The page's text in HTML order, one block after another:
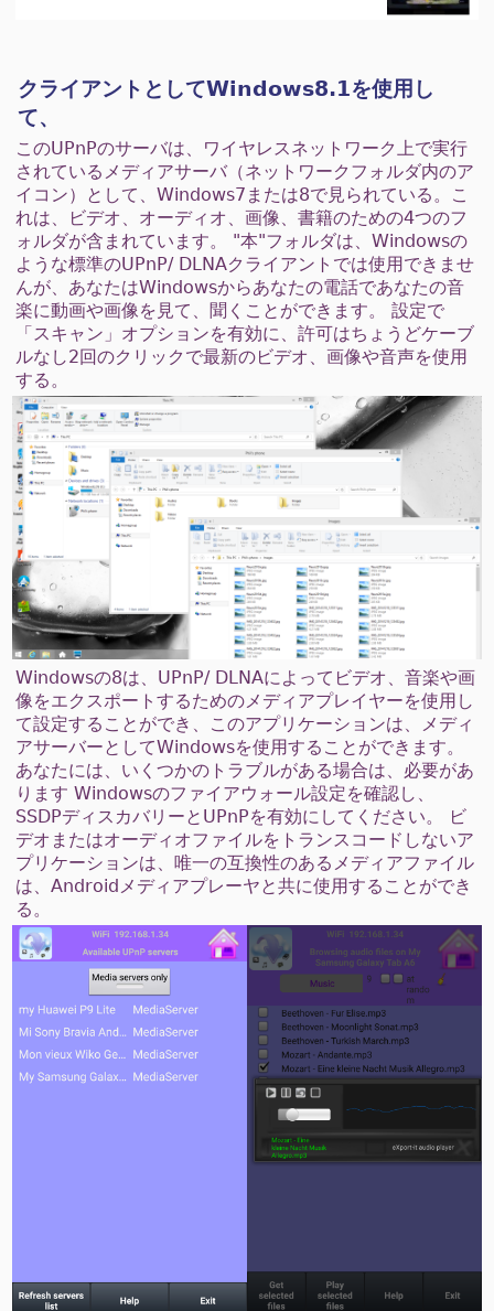
クライアントとしてWindows8.1を使用し
て、
このUPnPのサーバは、ワイヤレスネットワーク上で実行
されているメディアサーバ（ネットワークフォルダ内のア
イコン）として、Windows7または8で見られている。こ
れは、ビデオ、オーディオ、画像、書籍のための4つのフ
ォルダが含まれています。 "本"フォルダは、Windowsの
ような標準のUPnP/ DLNAクライアントでは使用できませ
んが、あなたはWindowsからあなたの電話であなたの音
楽に動画や画像を見て、聞くことができます。 設定で
「スキャン」オプションを有効に、許可はちょうどケーブ
ルなし2回のクリックで最新のビデオ、画像や音声を使用
する。
Windowsの8は、UPnP/ DLNAによってビデオ、音楽や画
像をエクスポートするためのメディアプレイヤーを使用し
て設定することができ、このアプリケーションは、メディ
アサーバーとしてWindowsを使用することができます。
あなたには、いくつかのトラブルがある場合は、必要があ
ります Windowsのファイアウォール設定を確認し、
SSDPディスカバリーとUPnPを有効にしてください。 ビ
デオまたはオーディオファイルをトランスコードしないア
プリケーションは、唯一の互換性のあるメディアファイル
は、Androidメディアプレーヤと共に使用することができ
る。